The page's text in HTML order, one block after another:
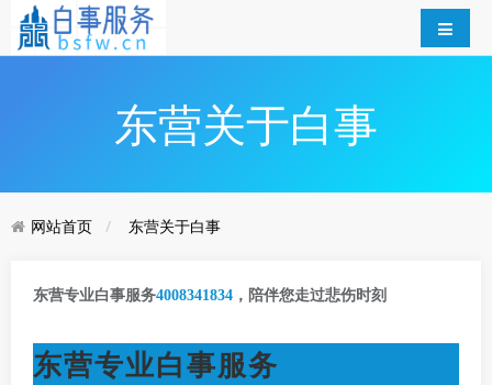
东营关于白事
网站首页 东营关于白事
东营专业白事服务4008341834 ，陪伴您走过悲伤时刻
东营专业白事服务